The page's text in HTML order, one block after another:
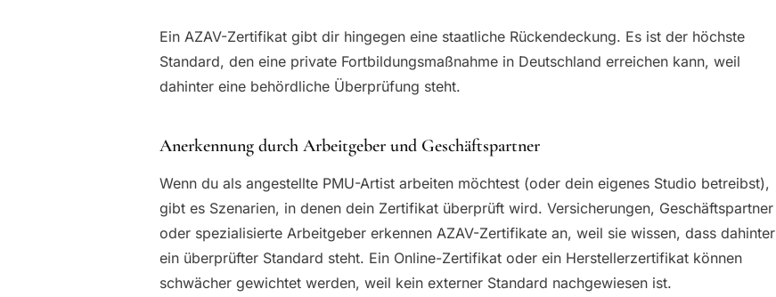
Ein AZAV-Zertifikat gibt dir hingegen eine staatliche Rückendeckung. Es ist der höchste
Standard, den eine private Fortbildungsmaßnahme in Deutschland erreichen kann, weil
dahinter eine behördliche Überprüfung steht.
Anerkennung durch Arbeitgeber und Geschäftspartner
Wenn du als angestellte PMU-Artist arbeiten möchtest (oder dein eigenes Studio betreibst),
gibt es Szenarien, in denen dein Zertifikat überprüft wird. Versicherungen, Geschäftspartner
oder spezialisierte Arbeitgeber erkennen AZAV-Zertifikate an, weil sie wissen, dass dahinter
ein überprüfter Standard steht. Ein Online-Zertifikat oder ein Herstellerzertifikat können
schwächer gewichtet werden, weil kein externer Standard nachgewiesen ist.